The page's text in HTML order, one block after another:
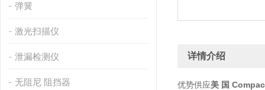
弹簧
激光扫描仪
泄漏检测仪
无阻尼 阻挡器
详情介绍
优势供应美 国